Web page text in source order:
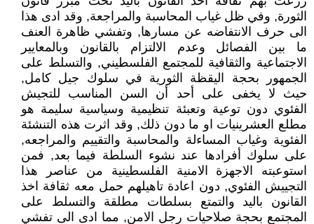
الثورة, وفي ظل غياب المحاسبة والمراجعة, وقد ادى هذا
الى حرف الانتفاضه عن مسارها, وتفشي ظاهرة العنف
ما بين الفصائل وعدم الالتزام بالقانون وبالمعايير
الاجتماعية والثقافية للمجتمع الفلسطيني, والتسلط على
الجمهور بحجة اليقظة الثورية في سلوك جيل كامل,
حيث لا يخفى على أحد أن السن المناسب للتجيش
الفئوي دون توعية وتعبئة تنظيمية وسياسية سليمة هو
مطلع العشرينيات او ما دون ذلك, وقد اثرت هذه التنشئة
الفئوية وغياب المساءلة والمحاسبة والتقييم والمراجعه,
على سلوك أفرادها عند نشوء السلطة فيما بعد, فمن
استوعبته الاجهزة الامنية الفلسطينية من عناصر هذا
التجييش الفئوي, دون اعادة تاهيلهم حمل معه ثقافة اخذ
القانون باليد والتمتع بسلطات مطلقة والتسلط على
المجتمع بحجة صلاحيات رجل الامن, مما ادى الى تفشي